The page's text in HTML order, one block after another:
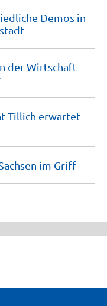
Demos in
der Wirtschaft
Tillich erwartet
im Griff